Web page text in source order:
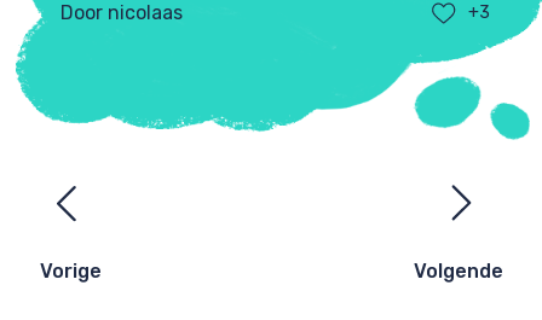
Door nicolaas +3
Ezelsbruggetjes
navigatie
Vorige Volgende